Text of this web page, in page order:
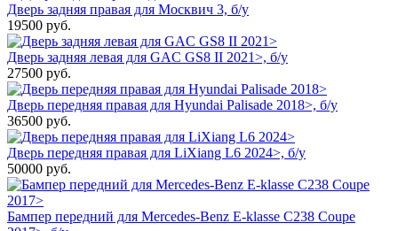
Дверь задняя правая для Москвич 3, б/у
19500 руб.
Дверь задняя левая для GAC GS8 II 2021>, б/у
27500 руб.
Дверь передняя правая для Hyundai Palisade 2018>, б/у
36500 руб.
Дверь передняя правая для LiXiang L6 2024>, б/у
50000 руб.
Бампер передний для Mercedes-Benz E-klasse C238 Coupe